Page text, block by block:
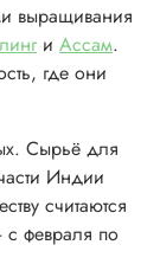
выращивания
и Ассам.
где они
Сырьё для
Индии
считаются
с февраля по